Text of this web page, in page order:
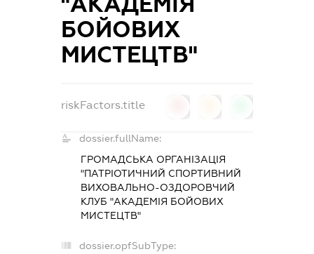
БОЙОВИХ
МИСТЕЦТВ"
riskFactors.title
dossier.fullName:
ГРОМАДСЬКА ОРГАНІЗАЦІЯ
"ПАТРІОТИЧНИЙ СПОРТИВНИЙ
ВИХОВАЛЬНО-ОЗДОРОВЧИЙ
КЛУБ "АКАДЕМІЯ БОЙОВИХ
МИСТЕЦТВ"
dossier.opfSubType: